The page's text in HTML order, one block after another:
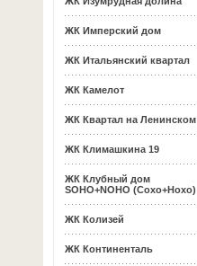
ЖК Имперский дом
ЖК Итальянский квартал
ЖК Камелот
ЖК Квартал на Ленинском
ЖК Климашкина 19
ЖК Клубный дом
SOHO+NOHO (Сохо+Нохо)
ЖК Колизей
ЖК Континенталь